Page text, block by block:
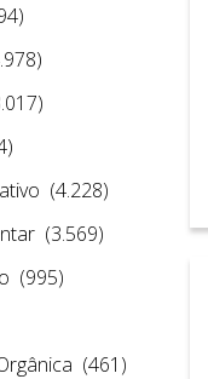
(4.228)
(3.569)
(995)
(461)